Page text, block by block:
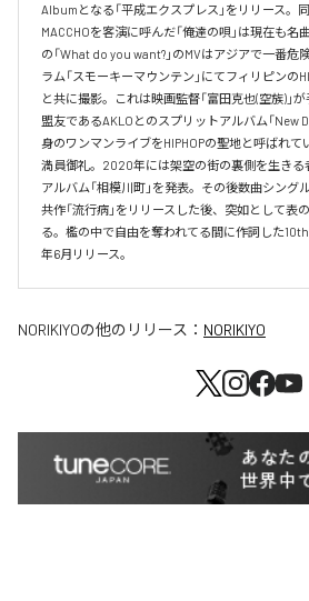
Albumとなる「平成エクスプレス」をリリース。
MACCHOを客演に呼んだ「俺達の唄」は現在も
の「What do you want?」のMVはアジアで一番危
ラム「スモーキーマウンテン」にてフィリピンの
と共に撮影。これは映画監督「富田克也(空族)」
盟友であるAKLOとのスプリットアルバム「New
身のワンマンライブをHIPHOPの聖地と呼ばれて
満員御礼。2020年には架空の街の裏側を生きる
アルバム「相模川町」を発表。その後数曲シング
共作「流行病」をリリースした後、突如として表
る。檻の中で自由を奪われてる間に作詞した
年6月リリース。
NORIKIYOの他のリリース： NORIKIYO